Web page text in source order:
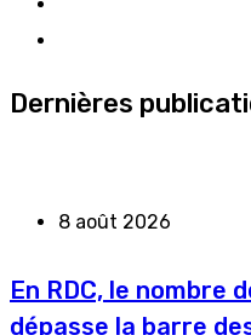
Dernières
8 août 2026
En RDC, le nombre
dépasse la barre